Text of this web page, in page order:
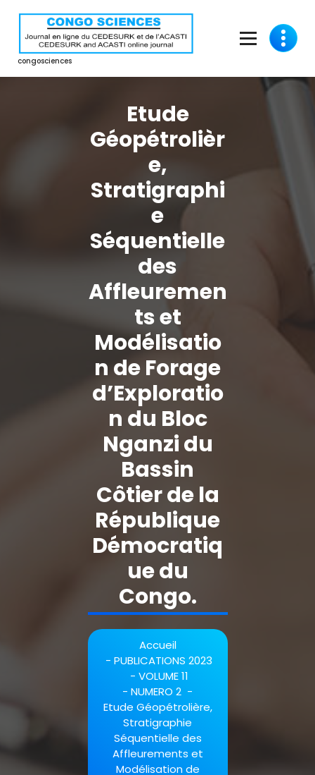
contenu
congosciences
Etude
Géopétrolièr
e,
Stratigraphi
e
Séquentielle
des
Affleuremen
ts et
Modélisatio
n de Forage
d’Exploratio
n du Bloc
Nganzi du
Bassin
Côtier de la
République
Démocratiq
ue du
Congo.
Accueil
- PUBLICATIONS 2023
- VOLUME 11
- NUMERO 2 -
Etude Géopétrolière,
Stratigraphie
Séquentielle des
Affleurements et
Modélisation de